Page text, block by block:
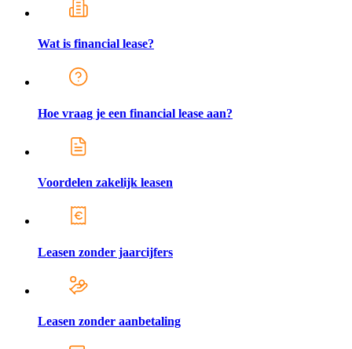
Wat is financial lease?
Hoe vraag je een financial lease aan?
Voordelen zakelijk leasen
Leasen zonder jaarcijfers
Leasen zonder aanbetaling